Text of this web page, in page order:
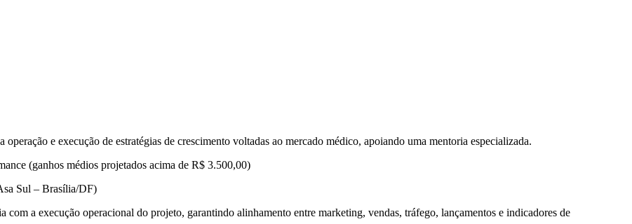
operação e execução de estratégias de crescimento voltadas ao mercado médico, apoiando uma mentoria especializada.
(ganhos médios projetados acima de R$ 3.500,00)
Sul – Brasília/DF)
com a execução operacional do projeto, garantindo alinhamento entre marketing, vendas, tráfego, lançamentos e indicadores de